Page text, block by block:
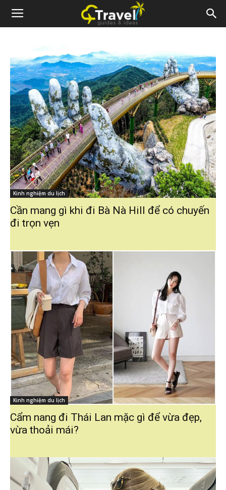
Kinh nghiệm du lịch
Cần mang gì khi đi Bà Nà Hill để có chuyến
đi trọn vẹn
Kinh nghiệm du lịch
Cẩm nang đi Thái Lan mặc gì để vừa đẹp,
vừa thoải mái?